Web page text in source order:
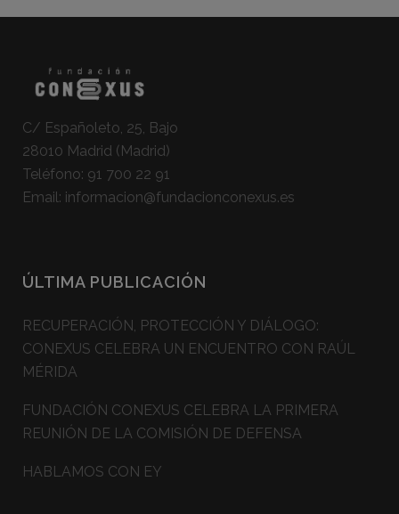
C/ Españoleto, 25, Bajo
28010 Madrid (Madrid)
Teléfono: 91 700 22 91
Email: informacion@fundacionconexus.es
ÚLTIMA PUBLICACIÓN
RECUPERACIÓN, PROTECCIÓN Y DIÁLOGO:
CONEXUS CELEBRA UN ENCUENTRO CON RAÚL
MÉRIDA
FUNDACIÓN CONEXUS CELEBRA LA PRIMERA
REUNIÓN DE LA COMISIÓN DE DEFENSA
HABLAMOS CON EY